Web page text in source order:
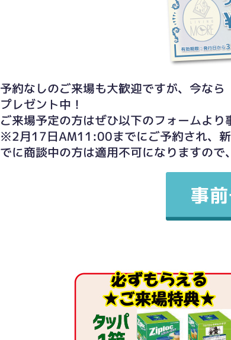
予約なしのご来場も大歓迎ですが、今な
プレゼント中！
ご来場予定の方はぜひ以下のフォームより
※2月17日AM11:00までにご予約され、
でに商談中の方は適用不可になりますので